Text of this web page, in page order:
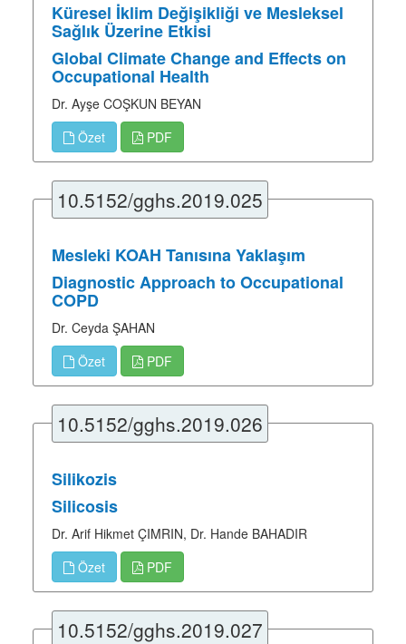
Küresel İklim Değişikliği ve Mesleksel
Sağlık Üzerine Etkisi
Global Climate Change and Effects on
Occupational Health
Dr. Ayşe COŞKUN BEYAN
Özet
PDF
10.5152/gghs.2019.025
Mesleki KOAH Tanısına Yaklaşım
Diagnostic Approach to Occupational
COPD
Dr. Ceyda ŞAHAN
Özet
PDF
10.5152/gghs.2019.026
Silikozis
Silicosis
Dr. Arif Hikmet ÇIMRIN, Dr. Hande BAHADIR
Özet
PDF
10.5152/gghs.2019.027